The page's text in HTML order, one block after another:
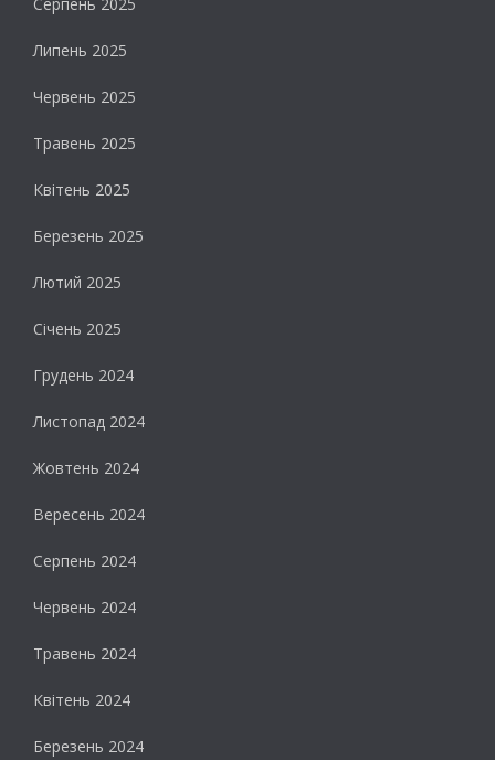
Липень 2025
Червень 2025
Травень 2025
Квітень 2025
Березень 2025
Лютий 2025
Січень 2025
Грудень 2024
Листопад 2024
Жовтень 2024
Вересень 2024
Серпень 2024
Червень 2024
Травень 2024
Квітень 2024
Березень 2024